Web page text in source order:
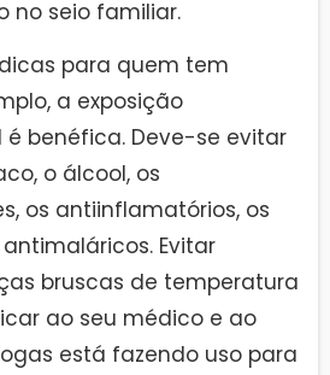
no seio familiar.
para quem tem
a exposição
benéfica. Deve-se evitar
o álcool, os
os antiinflamatórios, os
Evitar
bruscas de temperatura
ao seu médico e ao
está fazendo uso para